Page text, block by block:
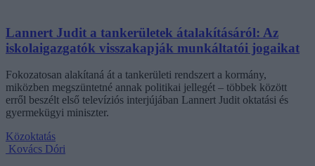
Lannert Judit a tankerületek átalakításáról: Az
iskolaigazgatók visszakapják munkáltatói jogaikat
Fokozatosan alakítaná át a tankerületi rendszert a kormány,
miközben megszüntetné annak politikai jellegét – többek között
erről beszélt első televíziós interjújában Lannert Judit oktatási és
gyermekügyi miniszter.
Közoktatás
Kovács Dóri